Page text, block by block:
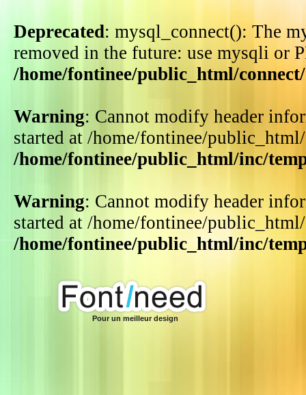
Deprecated: mysql_connect(): The
removed in the future: use mysqli or
/home/fontinee/public_html/
Warning: Cannot modify header
started at /home/fontinee/
/home/fontinee/public_html/inc/
Warning: Cannot modify header
started at /home/fontinee/
/home/fontinee/public_html/inc/
Pour un meilleur design